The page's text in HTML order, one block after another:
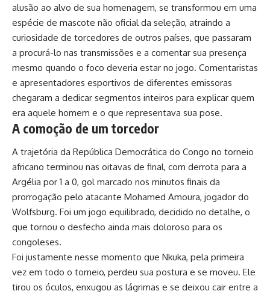
alusão ao alvo de sua homenagem, se transformou em uma
espécie de mascote não oficial da seleção, atraindo a
curiosidade de torcedores de outros países, que passaram
a procurá-lo nas transmissões e a comentar sua presença
mesmo quando o foco deveria estar no jogo. Comentaristas
e apresentadores esportivos de diferentes emissoras
chegaram a dedicar segmentos inteiros para explicar quem
era aquele homem e o que representava sua pose.
A comoção de um torcedor
A trajetória da República Democrática do Congo no torneio
africano terminou nas oitavas de final, com derrota para a
Argélia por 1 a 0, gol marcado nos minutos finais da
prorrogação pelo atacante Mohamed Amoura, jogador do
Wolfsburg. Foi um jogo equilibrado, decidido no detalhe, o
que tornou o desfecho ainda mais doloroso para os
congoleses.
Foi justamente nesse momento que Nkuka, pela primeira
vez em todo o torneio, perdeu sua postura e se moveu. Ele
tirou os óculos, enxugou as lágrimas e se deixou cair entre a